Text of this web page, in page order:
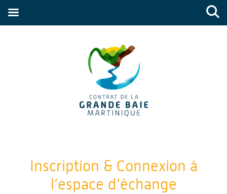
Inscription & Connexion à
l’espace d’échange